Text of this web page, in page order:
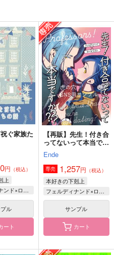
ウルス
込）
フェルディナンド×ローゼマイン
ル
細
787円（税込）
フェルディナンド×ローゼマイン
サンプル
作品詳細
の記憶
フェルディナンド×ローゼマイン
りらく
572円
フェルディナンド×ローゼマイン
ぐ家族た
円 （税込）
上
フェルディナンド×ローゼマイン
ル
ート
【再販】先生！付き合
ってないって本当です
か？
Ende
専売 1,257円 （税込）
本好きの下剋上
フェルディナンド×ローゼマイン
サンプル
カート